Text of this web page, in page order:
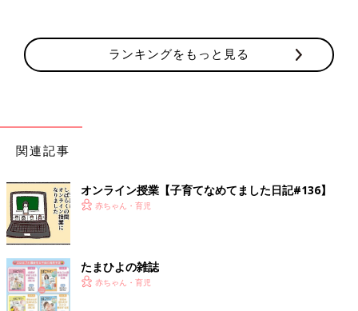
ランキングをもっと見る
関連記事
オンライン授業【子育てなめてました日記#136】
赤ちゃん・育児
たまひよの雑誌
赤ちゃん・育児